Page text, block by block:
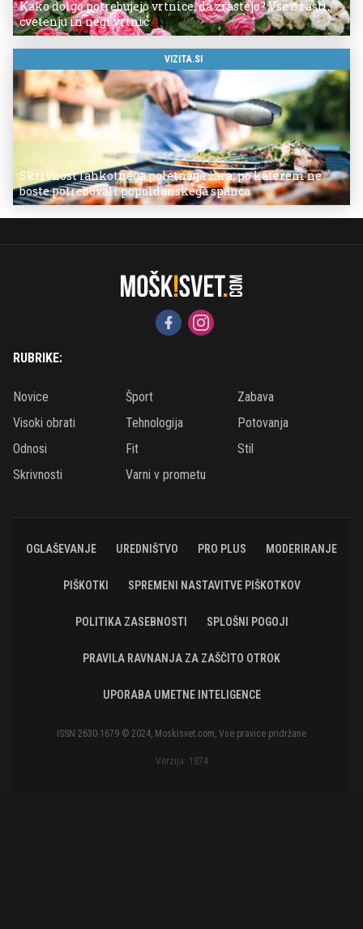
Kako dolgo potrebujejo vrtnice, da zrastejo? Vse o rasti,
cvetenju in negi vrtnic
VIZITA.SI
Skrivnost lahkotnega poletnega žara, po katerem ne
boste potrebovali popoldanskega spanca
RUBRIKE:
Novice Šport
Zabava
Visoki obrati
Tehnologija
Potovanja
Odnosi
Fit
Stil
Skrivnosti
Varni v prometu
OGLAŠEVANJE UREDNIŠTVO PRO PLUS MODERIRANJE
PIŠKOTKI SPREMENI NASTAVITVE PIŠKOTKOV
POLITIKA ZASEBNOSTI SPLOŠNI POGOJI
PRAVILA RAVNANJA ZA ZAŠČITO OTROK
UPORABA UMETNE INTELIGENCE
ISSN 2630-1679 © 2024, Moskisvet.com, Vse pravice pridržane
Verzija: 1874